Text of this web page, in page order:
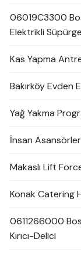
06019C3300
Elektrikli Süpürge
Kas Yapma
Bakırköy Evden
Yağ Yakma
İnsan
Makaslı Lift
Konak Catering
0611266000
Kırıcı-Delici